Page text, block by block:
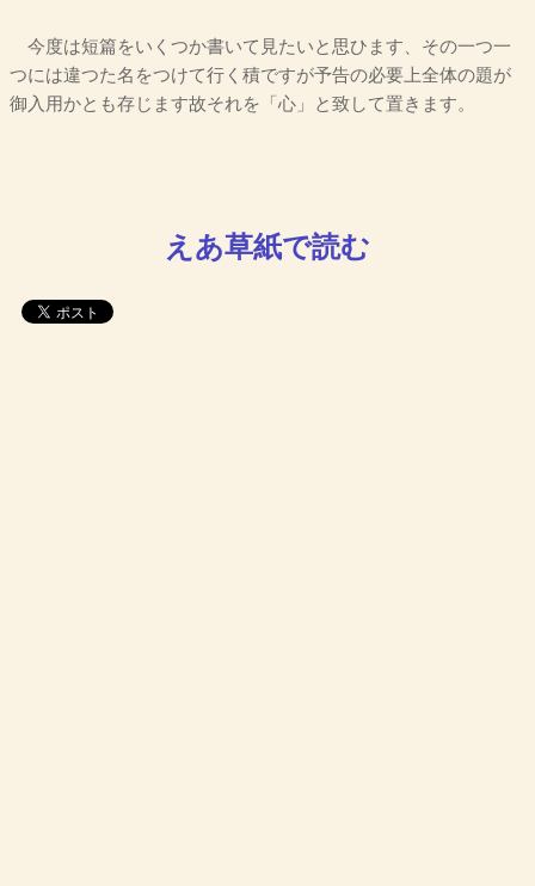
今度は短篇をいくつか書いて見たいと思ひます、その一つ一
つには違つた名をつけて行く積ですが予告の必要上全体の題が
御入用かとも存じます故それを「心」と致して置きます。
えあ草紙で読む